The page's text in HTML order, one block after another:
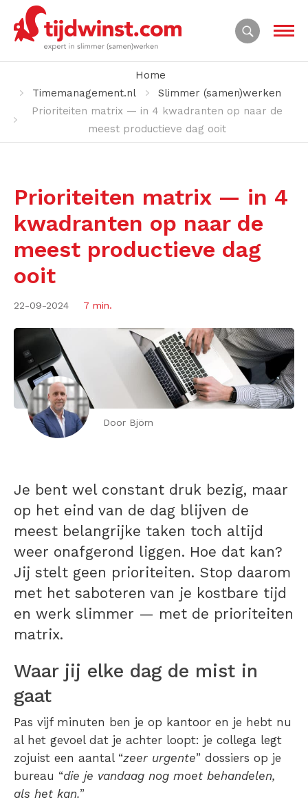
Home
Timemanagement.nl
Slimmer (samen)werken
Prioriteiten matrix — in 4 kwadranten op naar de
meest productieve dag ooit
Prioriteiten matrix — in 4
kwadranten op naar de
meest productieve dag
ooit
22-09-2024 7 min.
Door Björn
Je bent wel constant druk bezig, maar
op het eind van de dag blijven de
meest belangrijke taken toch altijd
weer onafgerond liggen. Hoe dat kan?
Jij stelt geen prioriteiten. Stop daarom
met het saboteren van je kostbare tijd
en werk slimmer — met de prioriteiten
matrix.
Waar jij elke dag de mist in
gaat
Pas vijf minuten ben je op kantoor en je hebt nu
al het gevoel dat je achter loopt: je collega legt
zojuist een aantal “zeer urgente” dossiers op je
bureau “die je vandaag nog moet behandelen,
als het kan.”